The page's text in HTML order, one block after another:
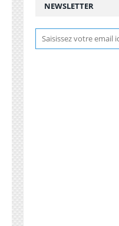
NEWSLETTER